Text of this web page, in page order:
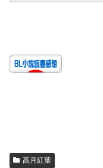
高月紅葉